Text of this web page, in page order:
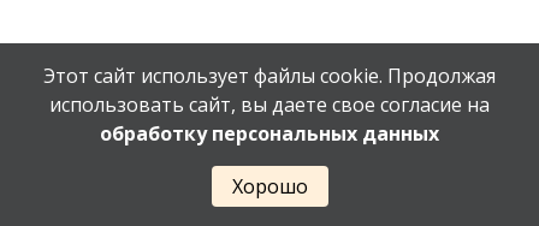
© Орехово-Зуевский железнодорожный техникум им.
В.И.Бондаренко
Сайт создан вEV-DV.RU
Этот сайт использует файлы cookie. Продолжая
использовать сайт, вы даете свое согласие на
обработку персональных данных
Хорошо